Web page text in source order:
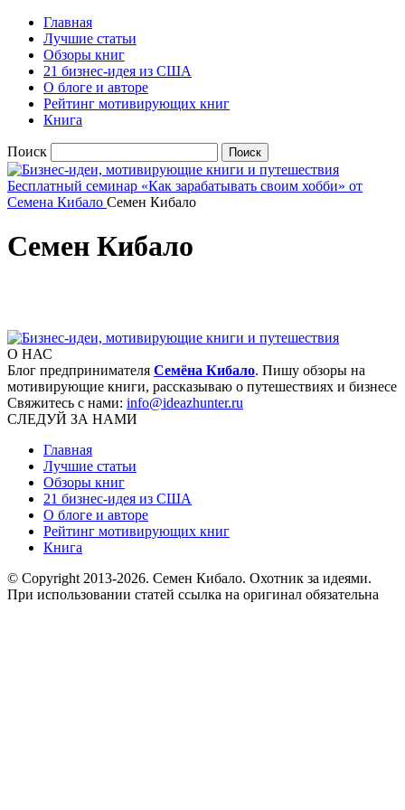
Главная
Лучшие статьи
Обзоры книг
21 бизнес-идея из США
О блоге и авторе
Рейтинг мотивирующих книг
Книга
Поиск
Бесплатный семинар «Как зарабатывать своим хобби» от
Семена Кибало Семен Кибало
Семен Кибало
О НАС
Блог предпринимателя Семёна Кибало. Пишу обзоры на
мотивирующие книги, рассказываю о путешествиях и бизнесе
Свяжитесь с нами: info@ideazhunter.ru
СЛЕДУЙ ЗА НАМИ
Главная
Лучшие статьи
Обзоры книг
21 бизнес-идея из США
О блоге и авторе
Рейтинг мотивирующих книг
Книга
© Copyright 2013-2026. Семен Кибало. Охотник за идеями.
При использовании статей ссылка на оригинал обязательна